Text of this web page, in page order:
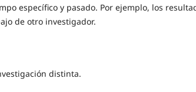
específico y pasado. Por ejemplo, los
de otro investigador.
distinta.